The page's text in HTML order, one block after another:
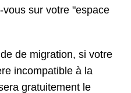
sur votre "espace
de migration, si votre
incompatible à la
gratuitement le